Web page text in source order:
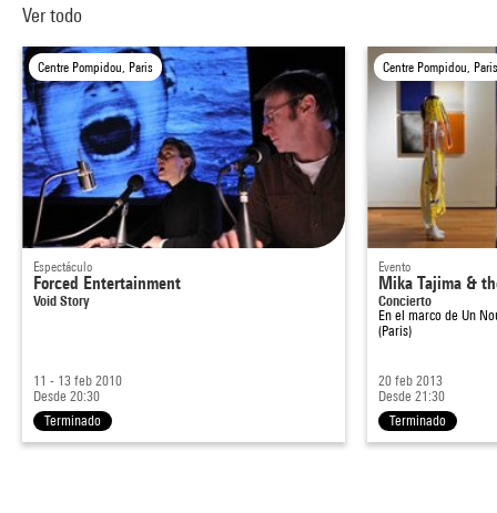
Ver todo
Centre Pompidou, Paris
Espectáculo
Forced Entertainment
Void Story
11 - 13 feb 2010
Desde 20:30
Terminado
Centre Pompidou,
Evento
Mika Tajima &
Concierto
En el marco de Un
(Paris)
20 feb 2013
Desde 21:30
Terminado